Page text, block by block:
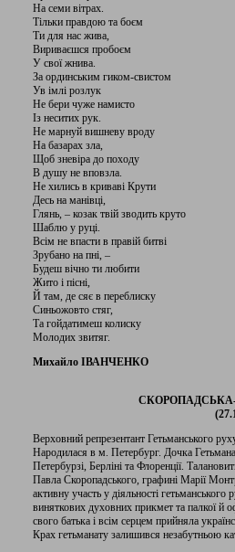
На семи вітрах.
Тільки правдою та боєм
Ти для нас жива,
Вириваєшся пробоєм
У свої жнива.
За ординським гиком-свистом
Ув імлі розлук
Не бери чуже намисто
Із неситих рук.
Не марнуй вишневу вроду
На базарах зла,
Щоб зневіра до походу
В душу не вповзла.
Не хились в криваві Крути
Десь на манівці,
Глянь, – козак твій зводить круто
Шаблю у руці.
Всім не впасти в правій битві
Зрубано на пні, –
Будеш вічно ти любити
Жито і пісні,
Й там, де сяє в переблиску
Синьожовто стяг,
Та гойдатимеш колиску
Молодих звитяг.
Михайло ІВАНЧЕНКО
СКОРОПАДСЬКА-
Верховний репрезентант Гетьманського
Народилася в м. Петербург. Дочка
Петербурзі, Берліні та Флоренції.
Павла Скоропадського, графині Марії
активну участь у діяльності
виняткових духовних прикмет та палкої й
свого батька і всім серцем прийняла
Крах гетьманату залишився незабутньою